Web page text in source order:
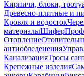
Кирпичи, блоки,
Древесно-плитные и
Кровля и водосток
материалыШифер
Отопление
антиобледенения
КанализацияТросы
Крепежные изделия